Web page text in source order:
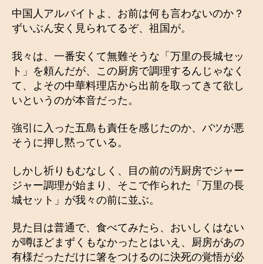
中国人アルバイトよ、お前は何も言わないのか？
ずいぶん安く見られてるぞ、祖国が。
我々は、一番安くて無難そうな「万里の長城セッ
ト」を頼んだが、この厨房で調理するんじゃなく
て、よその中華料理店から出前を取ってきて欲し
いというのが本音だった。
強引に入った五島も責任を感じたのか、バツが悪
そうに押し黙っている。
しかし祈りもむなしく、目の前の汚厨房でジャー
ジャー調理が始まり、そこで作られた「万里の長
城セット」が我々の前に並ぶ。
見た目は普通で、食べてみたら、おいしくはない
が噂ほどまずくもなかったとはいえ、厨房があの
有様だっただけに箸をつけるのに決死の覚悟が必